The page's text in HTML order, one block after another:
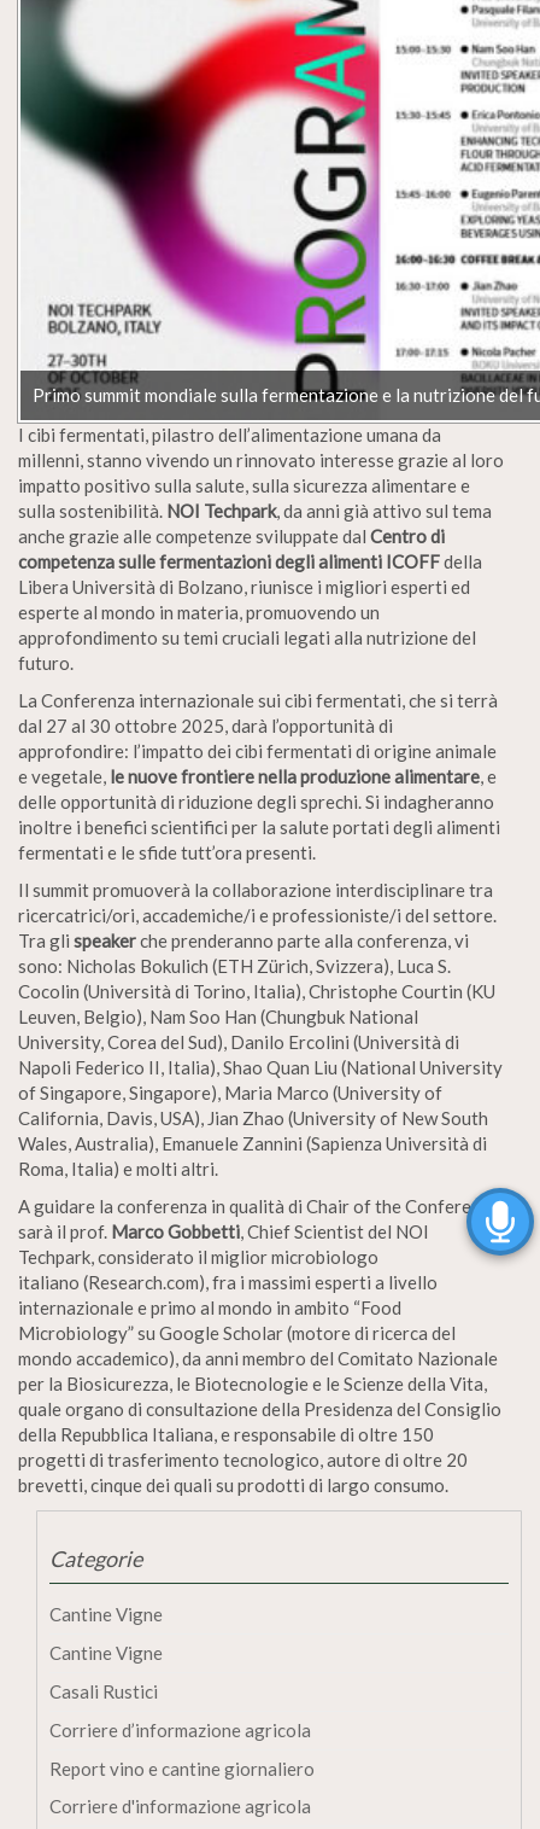
Primo summit mondiale sulla fermentazione e la nutrizione
I cibi fermentati, pilastro dell’alimentazione umana da
millenni, stanno vivendo un rinnovato interesse grazie al loro
impatto positivo sulla salute, sulla sicurezza alimentare e
sulla sostenibilità. NOI Techpark, da anni già attivo sul tema
anche grazie alle competenze sviluppate dal Centro di
competenza sulle fermentazioni degli alimenti ICOFFdella
Libera Università di Bolzano, riunisce i migliori esperti ed
esperte al mondo in materia, promuovendo un
approfondimento su temi cruciali legati alla nutrizione del
futuro.
La Conferenza internazionale sui cibi fermentati, che si terrà
dal 27 al 30 ottobre 2025, darà l’opportunità di
approfondire: l’impatto dei cibi fermentati di origine animale
e vegetale, le nuove frontiere nella produzione alimentare, e
delle opportunità di riduzione degli sprechi. Si indagheranno
inoltre i benefici scientifici per la salute portati degli alimenti
fermentati e le sfide tutt’ora presenti.
Il summit promuoverà la collaborazione interdisciplinare tra
ricercatrici/ori, accademiche/i e professioniste/i del settore.
Tra gli speakerche prenderanno parte alla conferenza, vi
sono: Nicholas Bokulich (ETH Zürich, Svizzera), Luca S.
Cocolin (Università di Torino, Italia), Christophe Courtin (KU
Leuven, Belgio), Nam Soo Han (Chungbuk National
University, Corea del Sud), Danilo Ercolini (Università di
Napoli Federico II, Italia), Shao Quan Liu (National University
of Singapore, Singapore), Maria Marco (University of
California, Davis, USA), Jian Zhao (University of New South
Wales, Australia), Emanuele Zannini (Sapienza Università di
Roma, Italia) e molti altri.
A guidare la conferenza in qualità di Chair of the Conference
sarà il prof. Marco Gobbetti, Chief Scientist del NOI
Techpark, considerato il miglior microbiologo
italiano (Research.com), fra i massimi esperti a livello
internazionale e primo al mondo in ambito “Food
Microbiology” su Google Scholar (motore di ricerca del
mondo accademico), da anni membro del Comitato Nazionale
per la Biosicurezza, le Biotecnologie e le Scienze della Vita,
quale organo di consultazione della Presidenza del Consiglio
della Repubblica Italiana, e responsabile di oltre 150
progetti di trasferimento tecnologico, autore di oltre 20
brevetti, cinque dei quali su prodotti di largo consumo.
Categorie
Cantine Vigne
Cantine Vigne
Casali Rustici
Corriere d’informazione agricola
Report vino e cantine giornaliero
Corriere d'informazione agricola